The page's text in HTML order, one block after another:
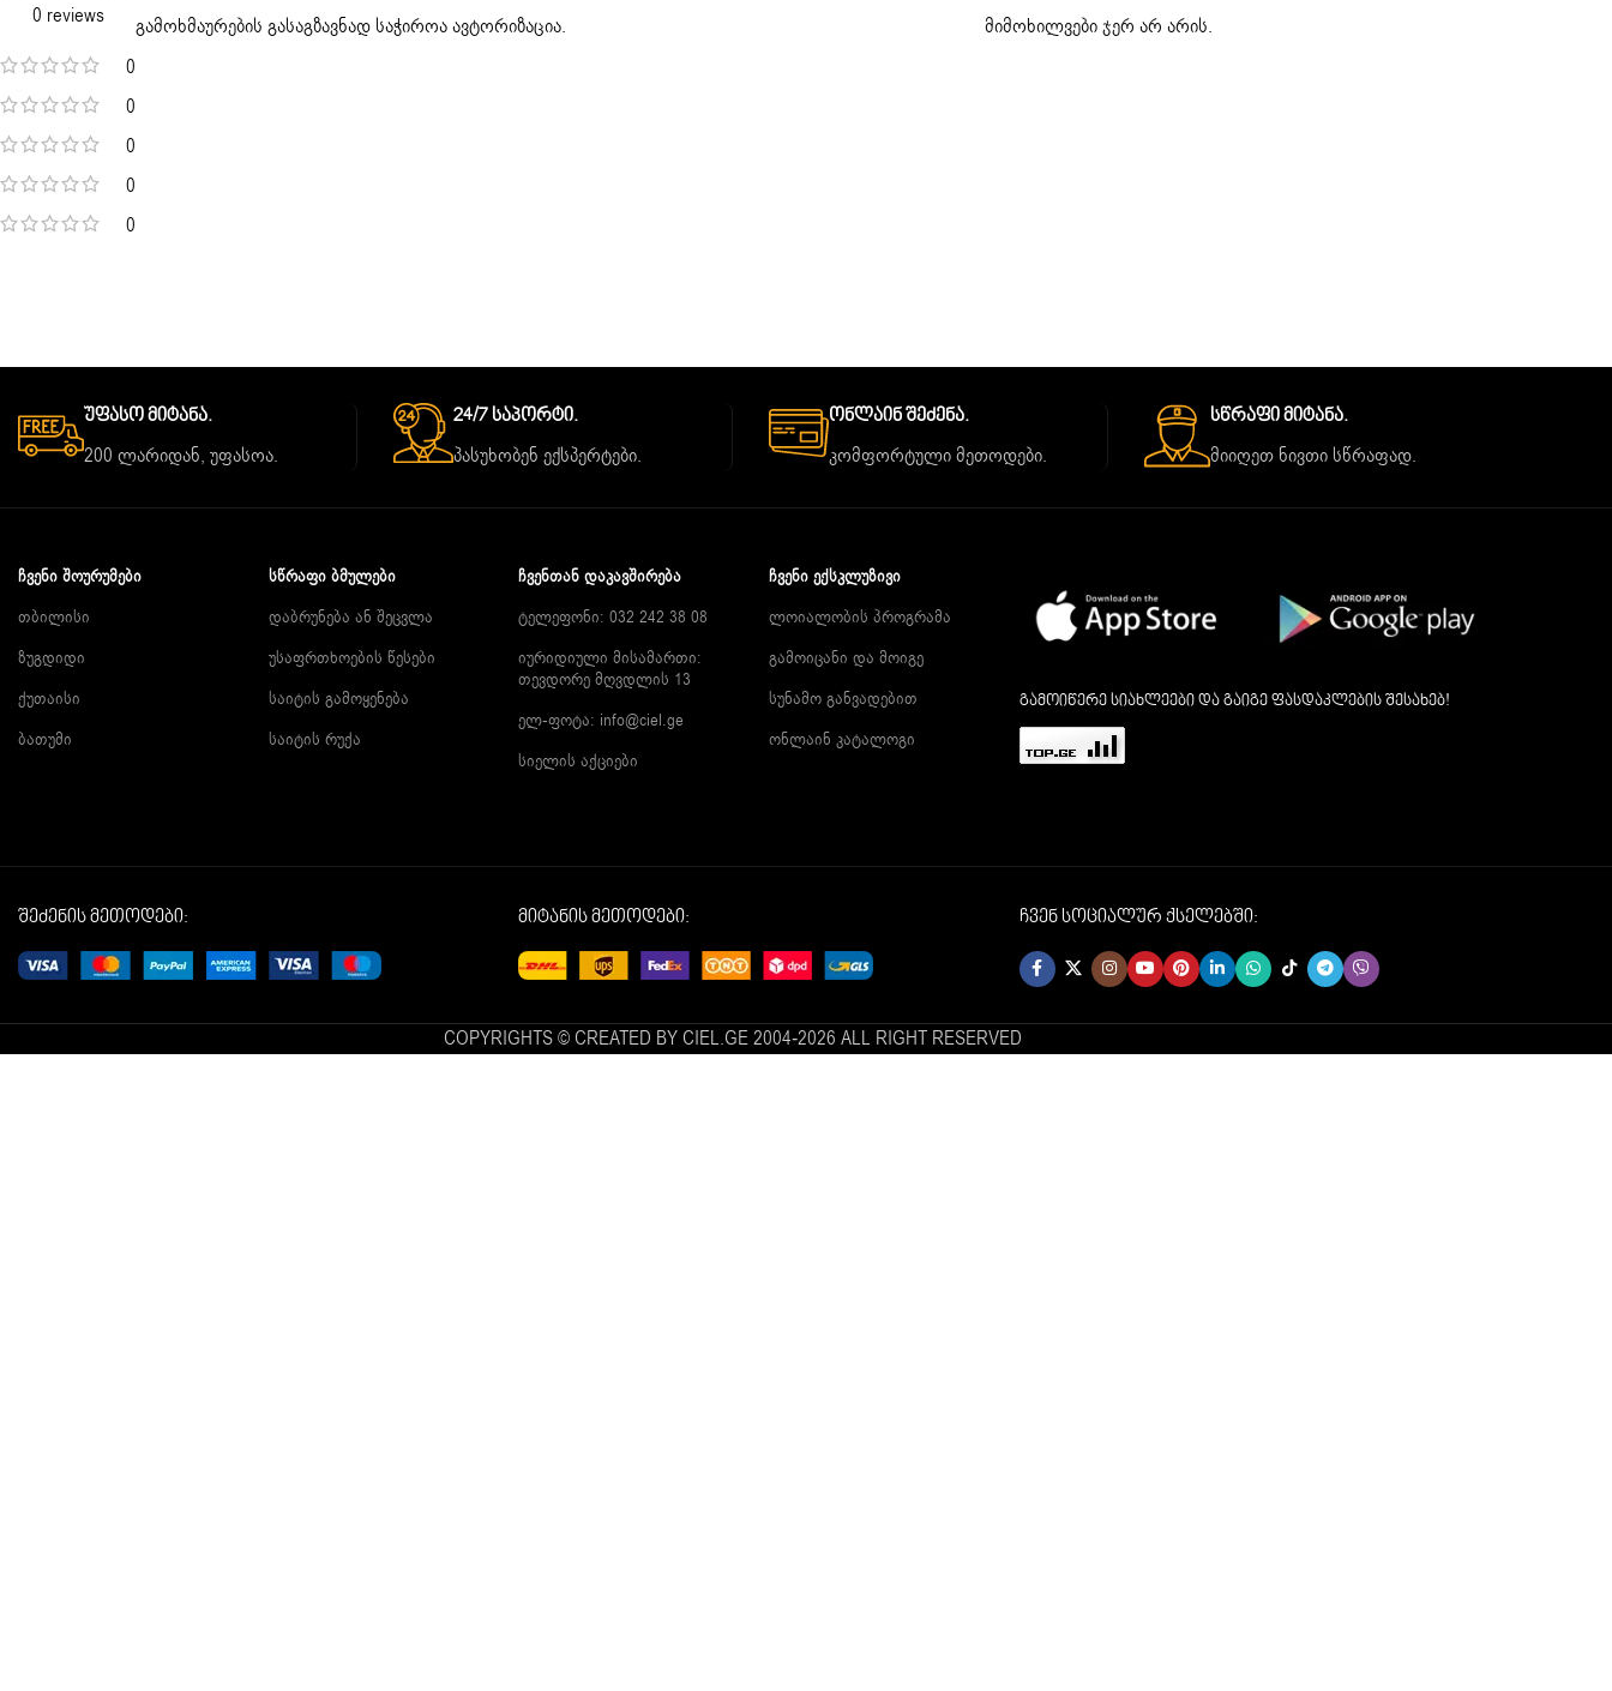
0 reviews
0
0
0
0
0
მიმოხილვები ჯერ არ არის.
გამოხმაურების გასაგზავნად საჭიროაავტორიზაცია.
Უფასო Მიტანა.
200 ლარიდან, უფასოა.
24/7 Საპორტი.
პასუხობენ ექსპერტები.
Ონლაინ Შეძენა.
კომფორტული მეთოდები.
Სწრაფი Მიტანა.
მიიღეთ ნივთი სწრაფად.
ᲩᲕᲔᲜᲘ ᲨᲝᲣᲠᲣᲛᲔᲑᲘ
თბილისი
ზუგდიდი
ქუთაისი
ბათუმი
ᲡᲬᲠᲐᲤᲘ ᲑᲛᲣᲚᲔᲑᲘ
დაბრუნება ან შეცვლა
უსაფრთხოების წესები
საიტის გამოყენება
საიტის რუქა
ᲩᲕᲔᲜᲗᲐᲜ ᲓᲐᲙᲐᲕᲨᲘᲠᲔᲑᲐ
ტელეფონი: 032 242 38 08
იურიდიული მისამართი:
თევდორე მღვდლის 13
ელ-ფოტა: info@ciel.ge
სიელის აქციები
ᲩᲕᲔᲜᲘ ᲔᲥᲡᲙᲚᲣᲖᲘᲕᲘ
ლოიალობის პროგრამა
გამოიცანი და მოიგე
სუნამო განვადებით
ონლაინ კატალოგი
გამოიწერე სიახლეები და გაიგე ფასდაკლების შესახებ!
შეძენის მეთოდები: მიტანის მეთოდები: ჩვენ სოციალურ ქსელებში:
COPYRIGHTS © CREATED BY CIEL.GE 2004-2026 ALL RIGHT RESERVED